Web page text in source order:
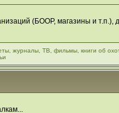
(БООР, магазины и т.п.),
журналы, ТВ, фильмы, книги об